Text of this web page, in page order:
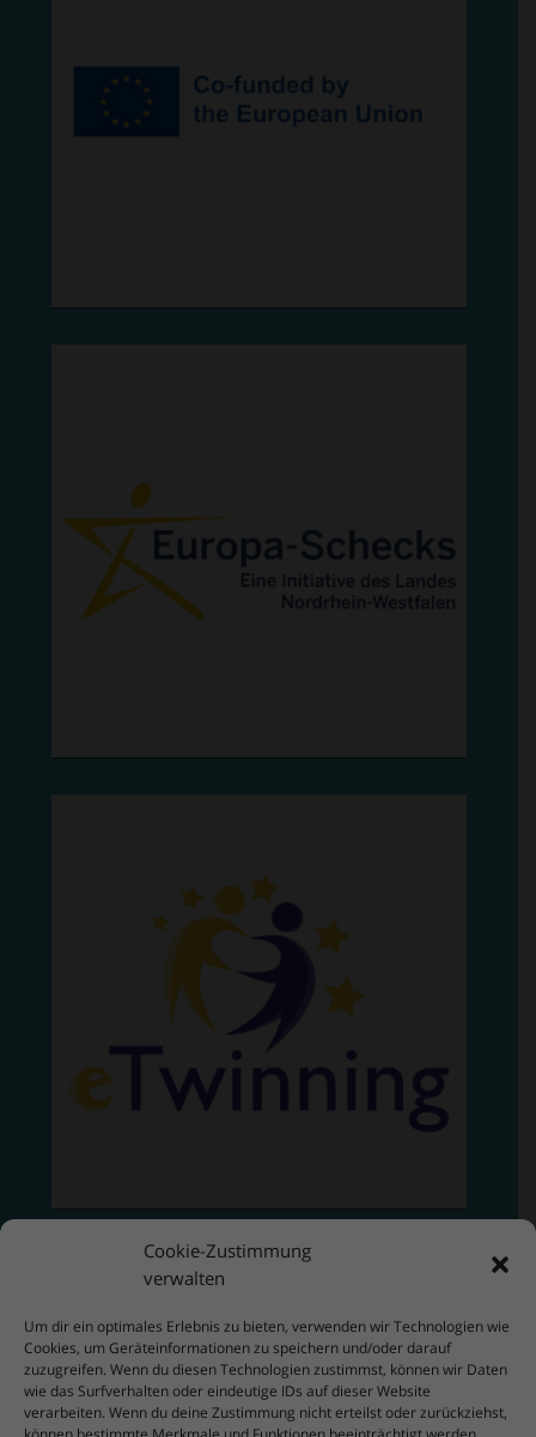
Cookie-Zustimmung
verwalten
Um dir ein optimales Erlebnis zu bieten, verwenden wir Technologien wie
Cookies, um Geräteinformationen zu speichern und/oder darauf
zuzugreifen. Wenn du diesen Technologien zustimmst, können wir Daten
wie das Surfverhalten oder eindeutige IDs auf dieser Website
verarbeiten. Wenn du deine Zustimmung nicht erteilst oder zurückziehst,